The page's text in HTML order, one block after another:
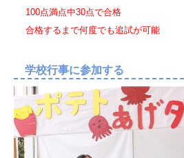
100点満点中30点で合格
合格するまで何度でも追試が可能
学校行事に参加する